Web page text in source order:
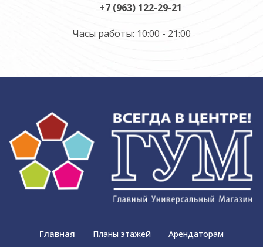
+7 (963) 122-29-21
Часы работы: 10:00 - 21:00
Главная Планы этажей Арендаторам